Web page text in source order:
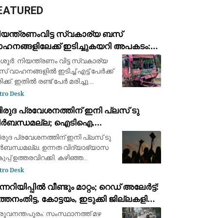
സ്വകാര്യ ബസ്
ഇടിച്ചുകയറി അപകടം:
മരണം, എട്ട് പേർക്ക് പരിക്ക്
നിയന്ത്രണം വിട്ട സ്വകാര്യ
വാഹനങ്ങളില്‍ ഇടിച്ച് എട്ട് പേര്‍ക്ക്
ഇതില്‍ രണ്ട് പേർ മരിച്ചു.
ബൈക്കിൽ സഞ്ചരിച്ചവരാണ്
പാറേമ്പാടത്ത
Desk
പ്രവേശനത്തിന് ഇനി പ്ലസ് ടു
ഐടിഐ,
അവസരം നൽകി
വിദ്യാഭ്യാസ വകുപ്പ് ഉത്തരവിറക്കി
പ്രവേശനത്തിന് ഇനി പ്ലസ് ടു
ഉന്നത വിദ്യാഭ്യാസ
ഉത്തരവിറക്കി. കഴിഞ്ഞ
കാലത്ത് നൽകിയ
ക്ലാസ് കഴിഞ്ഞ് ഐടിഐ/
മറ്റു ഭാഷ കോ
Desk
വീണ്ടും മാറ്റം; റെഡ് അലേർട്ട്:
കോട്ടയം, ഇടുക്കി ജില്ലകളില്‍
സംസ്ഥാനത്ത് മഴ